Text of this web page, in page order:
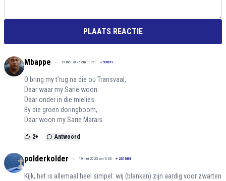
PLAATS REACTIE
Mbappe 19 mei 2025 om 10:21 + 93091
O bring my t'rug na die ou Transvaal,
Daar waar my Sarie woon.
Daar onder in die mielies
By die groen doringboom,
Daar woon my Sarie Marais.
2+ Antwoord
polderkolder 19 mei 2025 om 9:33 + 231084
Kijk, het is allemaal heel simpel: wij (blanken) zijn aardig voor zwarten